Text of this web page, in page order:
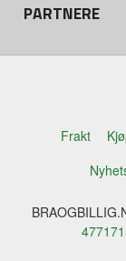
PARTNERE
Frakt